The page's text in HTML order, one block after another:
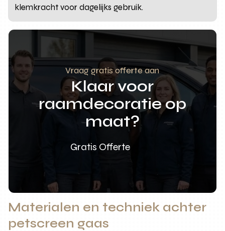
klemkracht voor dagelijks gebruik.
Vraag gratis offerte aan
Klaar voor
raamdecoratie op
maat?
Gratis Offerte
Materialen en techniek achter
petscreen gaas